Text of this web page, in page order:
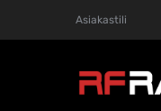
Asiakastili